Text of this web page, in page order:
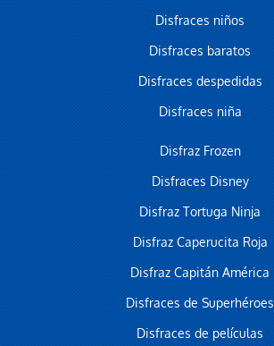
Disfraces niños
Disfraces baratos
Disfraces despedidas
Disfraces niña
Disfraz Frozen
Disfraces Disney
Disfraz Tortuga Ninja
Disfraz Caperucita Roja
Disfraz Capitán América
Disfraces de Superhéroes
Disfraces de películas